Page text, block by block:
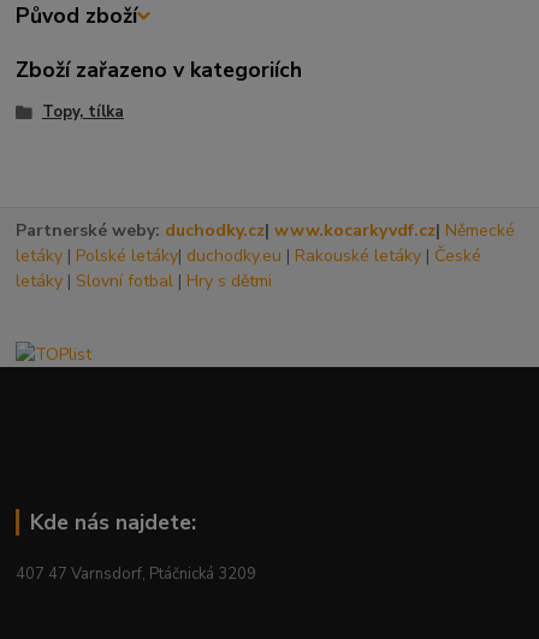
Původ zboží
Zboží zařazeno v kategoriích
Topy, tílka
Partnerské weby: duchodky.cz|www.kocarkyvdf.cz| Německé
letáky | Polské letáky| duchodky.eu | Rakouské letáky | České
letáky | Slovní fotbal | Hry s dětmi
Kde nás najdete:
407 47 Varnsdorf, Ptáčnická 3209